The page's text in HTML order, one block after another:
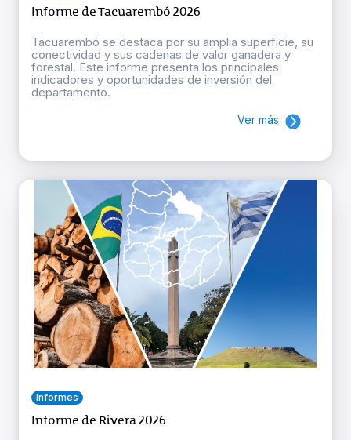
Informe de Tacuarembó 2026
Tacuarembó se destaca por su amplia superficie, su
conectividad y sus cadenas de valor ganadera y
forestal. Este informe presenta los principales
indicadores y oportunidades de inversión del
departamento.
Ver más
Informes
Informe de Rivera 2026